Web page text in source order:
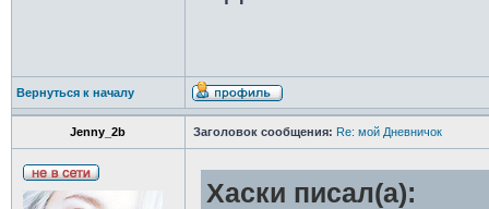
Вернуться к началу
Jenny_2b Заголовок сообщения: Re: мой Дневничок
Хаски писал(а):